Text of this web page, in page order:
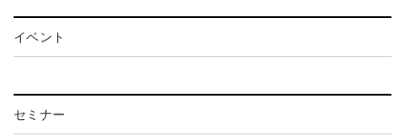
イベント
セミナー